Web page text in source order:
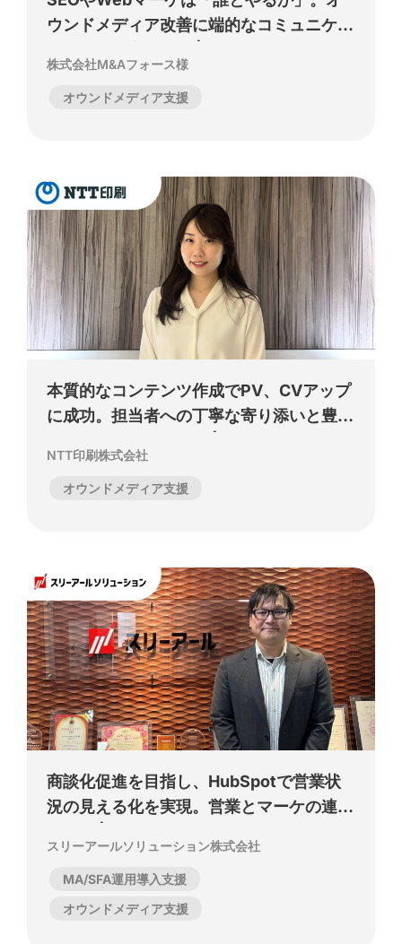
ウンドメディア改善に端的なコミュニケー
ース様
株式会社M&Aフォース様
オウンドメディア支援
本質的なコンテンツ作成でPV、CVアップ
に成功。担当者への丁寧な寄り添いと豊富
様
NTT印刷株式会社
オウンドメディア支援
商談化促進を目指し、HubSpotで営業状
況の見える化を実現。営業とマーケの連携
会社
スリーアールソリューション株式会社
MA/SFA運用導入支援
オウンドメディア支援